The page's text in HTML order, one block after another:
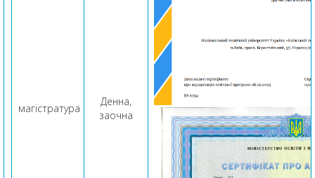
магістратура
Денна,
заочна